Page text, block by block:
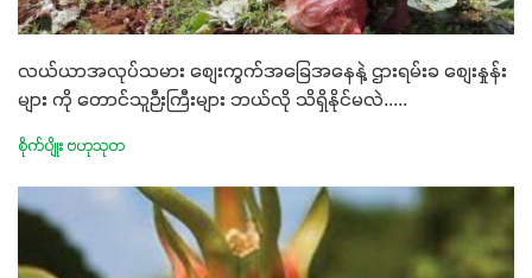
လယ်ယာအလုပ်သမား စျေးကွက်အခြေအနေနဲ့ ဌားရမ်းခ စျေးနှုန်း
များ ကို တောင်သူဉီးကြီးများ ဘယ်လို သိရှိနိုင်မလဲ.....
စိုက်ပျိုး ဗဟုသုတ